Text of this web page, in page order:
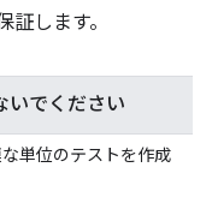
します。
いでください
単位のテストを作成